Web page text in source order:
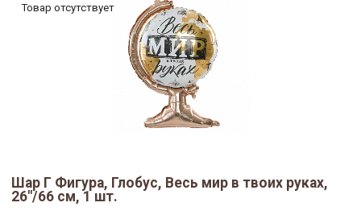
Товар отсутствует
Шар Г Фигура, Глобус, Весь мир в твоих руках,
26"/66 см, 1 шт.